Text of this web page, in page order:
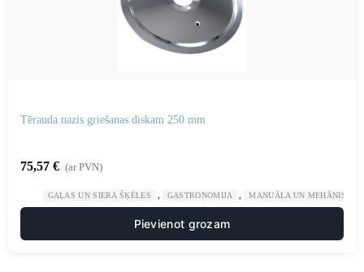
Tērauda nazis griešanas diskam 250 mm
75,57 € (ar PVN)
GAĻAS UN SIERA ŠĶĒLES GASTRONOMIJA MANUĀLA UN MEHĀNISKA
Pievienot grozam